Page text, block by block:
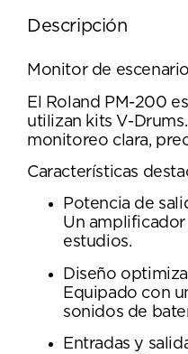
Descripción
Monitor de
El Roland PM-200
utilizan kits V-
monitoreo clara,
Características
Potencia de
Un
estudios.
Diseño
Equipado con
sonidos de
Entradas y